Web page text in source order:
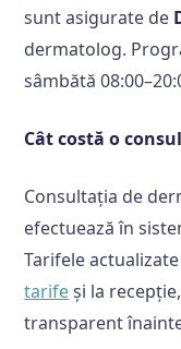
sunt asigurate de
dermatolog.
sâmbătă
Cât costă o
Consultația de
efectuează în
Tarifele
tarifeși la
transparent